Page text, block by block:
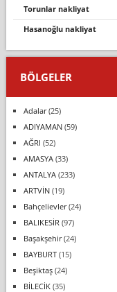
torunlar nakli̇yat
hasanoğlu nakliyat
BÖLGELER
Adalar(25)
ADIYAMAN(59)
AĞRI (52)
AMASYA(33)
ANTALYA(233)
ARTVİN(19)
Bahçelievler(24)
BALIKESİR (97)
Başakşehir(24)
BAYBURT(15)
Beşiktaş(24)
BİLECİK(35)